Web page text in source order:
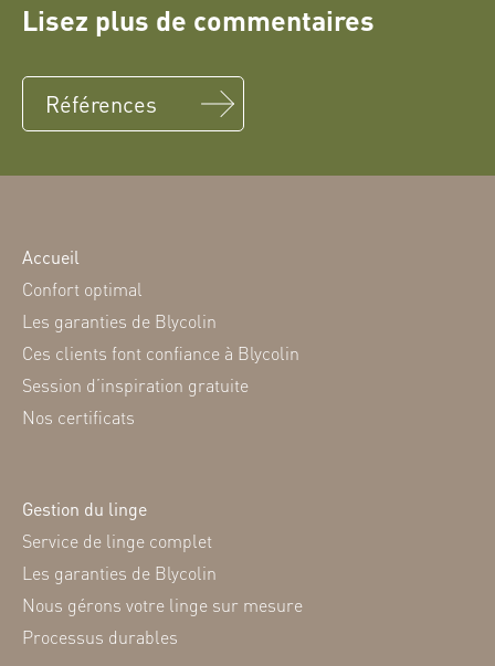
Lisez plus de commentaires
Références
Accueil
Confort optimal
Les garanties de Blycolin
Ces clients font confiance à Blycolin
Session d’inspiration gratuite
Nos certificats
Gestion du linge
Service de linge complet
Les garanties de Blycolin
Nous gérons votre linge sur mesure
Processus durables